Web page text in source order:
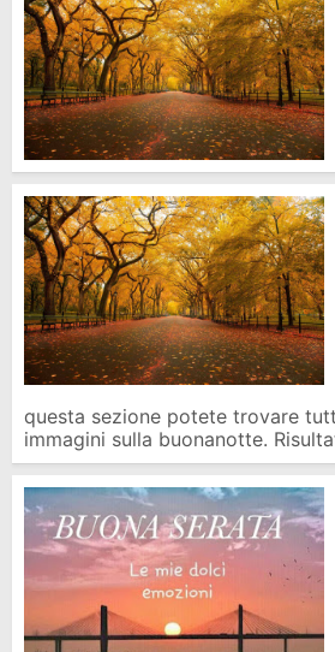
questa sezione potete trovare
immagini sulla buonanotte.